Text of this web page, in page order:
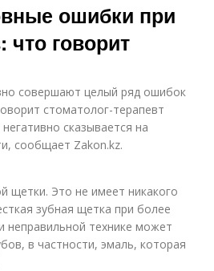
ошибки при
что говорит
совершают целый ряд ошибок
стоматолог-терапевт
сказывается на
сообщает Zakon.kz.
щетки. Это не имеет никакого
зубная щетка при более
неправильной технике может
в частности, эмаль, которая